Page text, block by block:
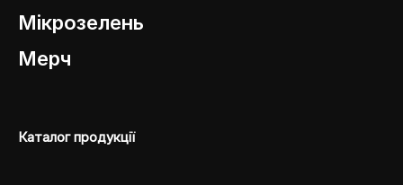
Мiкрозелень
Мерч
Каталог продукцiї